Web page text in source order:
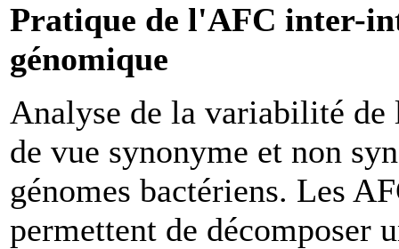
Pratique de l'AFC inter-
génomique
Analyse de la variabilité de
de vue synonyme et non
génomes bactériens. Les
permettent de décomposer